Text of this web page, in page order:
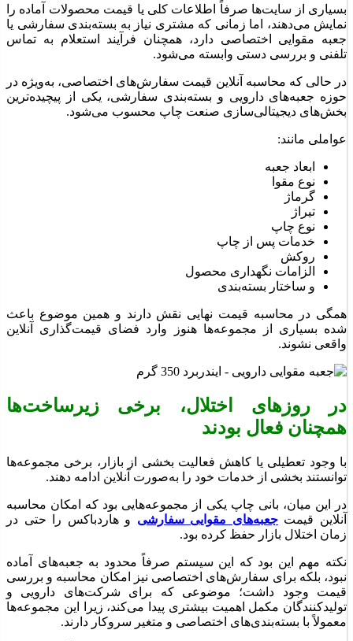
بسیاری از سایت‌ها صرفاً اطلاعات کلی یا قیمت محصولات آماده را
نمایش می‌دهند، اما زمانی که مشتری نیاز به بسته‌بندی سفارشی یا
جعبه مقوایی اختصاصی دارد، همچنان فرآیند استعلام به تماس
تلفنی و بررسی دستی وابسته می‌شود.
در حالی که محاسبه آنلاین قیمت سفارش‌های اختصاصی، به‌ویژه در
حوزه جعبه‌های دارویی و بسته‌بندی سفارشی، یکی از پیچیده‌ترین
بخش‌های دیجیتالی‌سازی صنعت چاپ محسوب می‌شود.
عواملی مانند:
ابعاد جعبه
نوع مقوا
گرماژ
تیراژ
نوع چاپ
خدمات پس از چاپ
روکش
الزامات نگهداری محصول
و ساختار بسته‌بندی
همگی در محاسبه قیمت نهایی نقش دارند و همین موضوع باعث
شده بسیاری از مجموعه‌ها هنوز وارد فضای قیمت‌گذاری آنلاین
واقعی نشوند.
در روزهای اختلال، برخی زیرساخت‌ها
همچنان فعال بودند
با وجود تعطیلی یا کاهش فعالیت بخشی از بازار، برخی مجموعه‌ها
توانستند بخشی از خدمات خود را به‌صورت آنلاین ادامه دهند.
در این میان، بانی چاپ یکی از مجموعه‌هایی بود که امکان محاسبه
آنلاین قیمتجعبه‌های مقوایی سفارشی و هاردباکس را حتی در
زمان اختلال بازار حفظ کرده بود.
نکته مهم این بود که این سیستم صرفاً محدود به جعبه‌های آماده
نبود، بلکه برای سفارش‌های اختصاصی نیز امکان محاسبه و بررسی
قیمت وجود داشت؛ موضوعی که برای شرکت‌های دارویی و
تولیدکنندگان مکمل اهمیت بیشتری پیدا می‌کند، زیرا این مجموعه‌ها
معمولاً با بسته‌بندی‌های اختصاصی و متغیر سروکار دارند.